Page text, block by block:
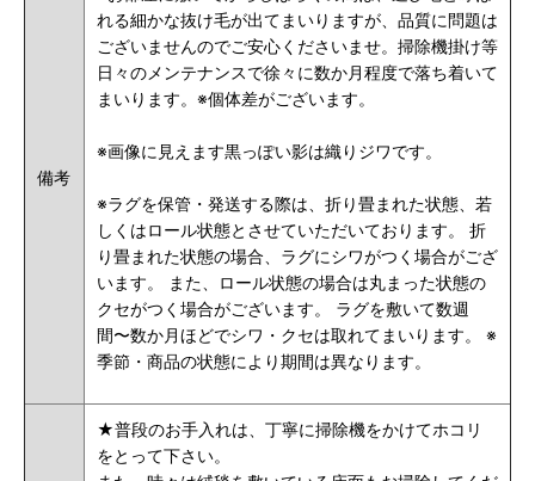
備考
れる細かな抜け毛が出てまいりますが、品質に問題は
ございませんのでご安心くださいませ。掃除機掛け等
日々のメンテナンスで徐々に数か月程度で落ち着いて
まいります。※個体差がございます。
※画像に見えます黒っぽい影は織りジワです。
※ラグを保管・発送する際は、折り畳まれた状態、若
しくはロール状態とさせていただいております。 折
り畳まれた状態の場合、ラグにシワがつく場合がござ
います。 また、ロール状態の場合は丸まった状態の
クセがつく場合がございます。 ラグを敷いて数週
間〜数か月ほどでシワ・クセは取れてまいります。 ※
季節・商品の状態により期間は異なります。
★普段のお手入れは、丁寧に掃除機をかけてホコリ
をとって下さい。